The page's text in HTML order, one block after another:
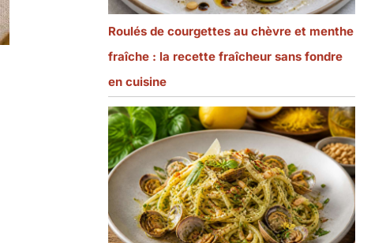
Roulés de courgettes au chèvre et menthe
fraîche : la recette fraîcheur sans fondre
en cuisine